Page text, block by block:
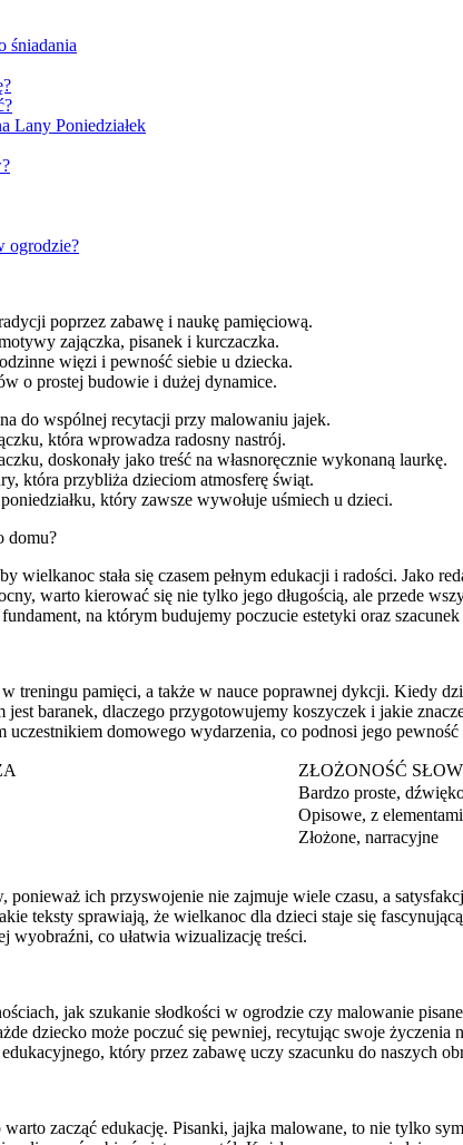
śniadania
Lany Poniedziałek
ogrodzie?
poprzez zabawę i naukę pamięciową.
zajączka, pisanek i kurczaczka.
więzi i pewność siebie u dziecka.
o prostej budowie i dużej dynamice.
do wspólnej recytacji przy malowaniu jajek.
która wprowadza radosny nastrój.
doskonały jako treść na własnoręcznie wykonaną laurkę.
która przybliża dzieciom atmosferę świąt.
który zawsze wywołuje uśmiech u dzieci.
domu?
stała się czasem pełnym edukacji i radości. Jako
warto kierować się nie tylko jego długością, ale przede
na którym budujemy poczucie estetyki oraz
treningu pamięci, a także w nauce poprawnej dykcji. Kiedy
baranek, dlaczego przygotowujemy koszyczek i jakie
domowego wydarzenia, co podnosi jego pewność
ZŁOŻONOŚĆ
Bardzo proste,
Opisowe, z
Złożone, narracyjne
ich przyswojenie nie zajmuje wiele czasu, a
teksty sprawiają, że wielkanoc dla dzieci staje się
wyobraźni, co ułatwia wizualizację treści.
jak szukanie słodkości w ogrodzie czy malowanie
dziecko może poczuć się pewniej, recytując swoje
który przez zabawę uczy szacunku do naszych
zacząć edukację. Pisanki, jajka malowane, to nie tylko